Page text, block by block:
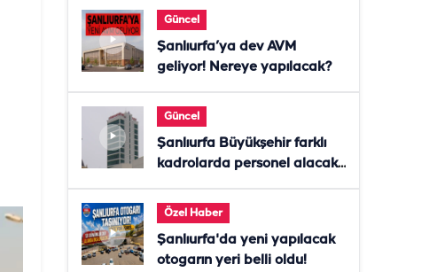
Güncel
Şanlıurfa’ya dev AVM
geliyor! Nereye yapılacak?
Güncel
Şanlıurfa Büyükşehir farklı
kadrolarda personel alacak!
Özel Haber
Şanlıurfa'da yeni yapılacak
otogarın yeri belli oldu!